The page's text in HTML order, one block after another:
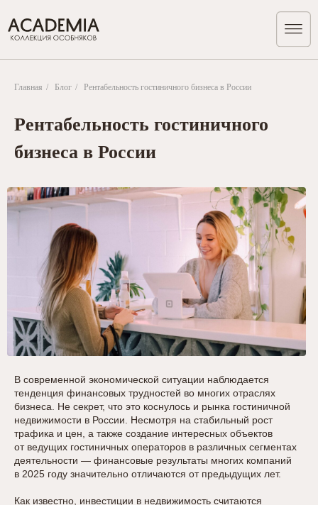
Главная / Блог / Рентабельность гостиничного бизнеса в России
Рентабельность гостиничного
бизнеса в России
В современной экономической ситуации наблюдается
тенденция финансовых трудностей во многих отраслях
бизнеса. Не секрет, что это коснулось и рынка гостиничной
недвижимости в России. Несмотря на стабильный рост
трафика и цен, а также создание интересных объектов
от ведущих гостиничных операторов в различных сегментах
деятельности — финансовые результаты многих компаний
в 2025 году значительно отличаются от предыдущих лет.
Как известно, инвестиции в недвижимость считаются